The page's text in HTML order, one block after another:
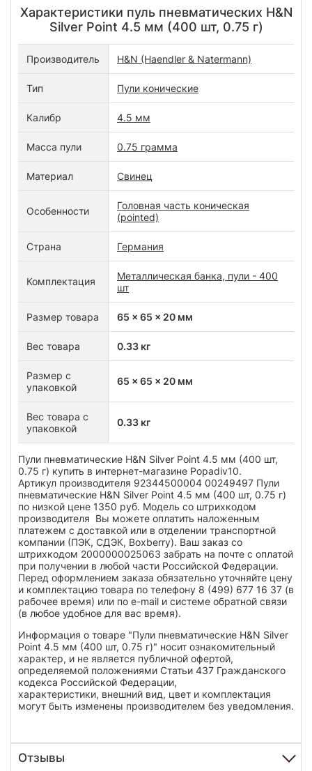
Характеристики пуль пневматических H&N
Silver Point 4.5 мм (400 шт, 0.75 г)
Производитель H&N (Haendler & Natermann)
Тип Пули конические
Калибр 4.5 мм
Масса пули 0.75 грамма
Материал Свинец
Особенности
Головная часть коническая
(pointed)
Страна Германия
Комплектация
Металлическая банка, пули - 400
шт
Размер товара 65 x 65 x 20 мм
Вес товара 0.33 кг
Размер с
упаковкой
65 x 65 x 20 мм
Вес товара с
упаковкой
0.33 кг
Пули пневматические H&N Silver Point 4.5 мм (400 шт,
0.75 г) купить в интернет-магазине Popadiv10.
Артикул производителя 92344500004 00249497 Пули
пневматические H&N Silver Point 4.5 мм (400 шт, 0.75 г)
по низкой цене 1350 руб. Модель со штрихкодом
производителя Вы можете оплатить наложенным
платежем с доставкой или в отделении транспортной
компании (ПЭК, СДЭК, Boxberry). Ваш заказ со
штрихкодом 2000000025063 забрать на почте с оплатой
при получении в любой части Российской Федерации.
Перед оформлением заказа обязательно уточняйте цену
и комплектацию товара по телефону 8 (499) 677 16 37 (в
рабочее время) или по e-mail и системе обратной связи
(в любое удобное для вас время).
Информация о товаре "Пули пневматические H&N Silver
Point 4.5 мм (400 шт, 0.75 г)" носит ознакомительный
характер, и не является публичной офертой,
определяемой положениями Статьи 437 Гражданского
кодекса Российской Федерации,
характеристики, внешний вид, цвет и комплектация
могут быть изменены производителем без уведомления.
Отзывы